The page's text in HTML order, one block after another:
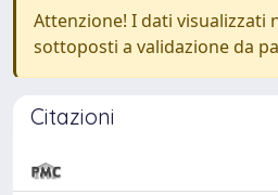
Attenzione! I dati visualizzati
sottoposti a validazione da
Citazioni